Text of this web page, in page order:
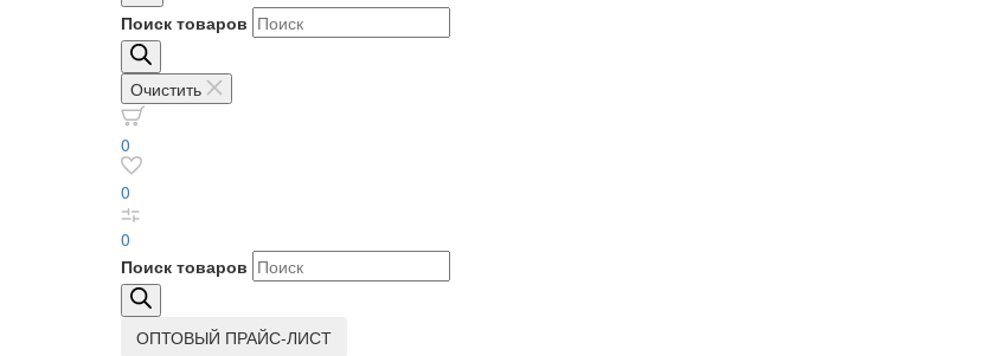
Поиск товаров
Очистить
0
0
0
Поиск товаров
ОПТОВЫЙ ПРАЙС-ЛИСТ